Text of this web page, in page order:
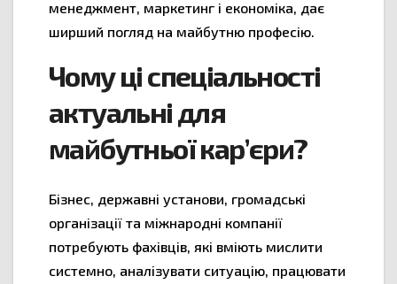
менеджмент, маркетинг і економіка, дає
ширший погляд на майбутню професію.
Чому ці спеціальності
актуальні для
майбутньої кар’єри?
Бізнес, державні установи, громадські
організації та міжнародні компанії
потребують фахівців, які вміють мислити
системно, аналізувати ситуацію, працювати